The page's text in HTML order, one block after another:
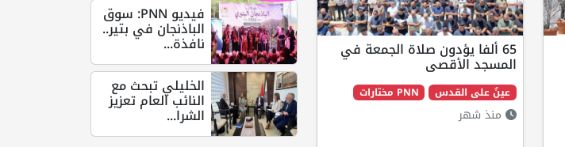
65 ألفا يؤدون صلاة الجمعة في
المسجد الأقصى
عينٌ على القدس PNN مختارات
منذ شهر
فيديو PNN: سوق
الباذنجان في بتير..
نافذة...
الخليلي تبحث مع
النائب العام تعزيز
الشرا...